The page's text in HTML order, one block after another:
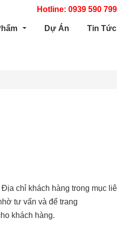
Hotline: 0939 590
Dự Án Tin Tức
chỉ khách hàng trong mục
tư vấn và để trang
khách hàng.